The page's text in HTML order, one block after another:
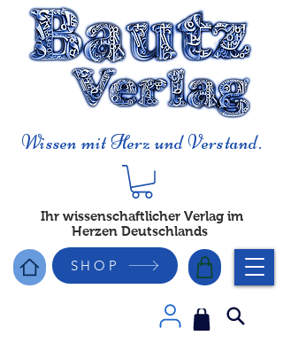
Wissen mit Herz und Verstand.
Ihr wissenschaftlicher Verlag im
Herzen Deutschlands
SHOP